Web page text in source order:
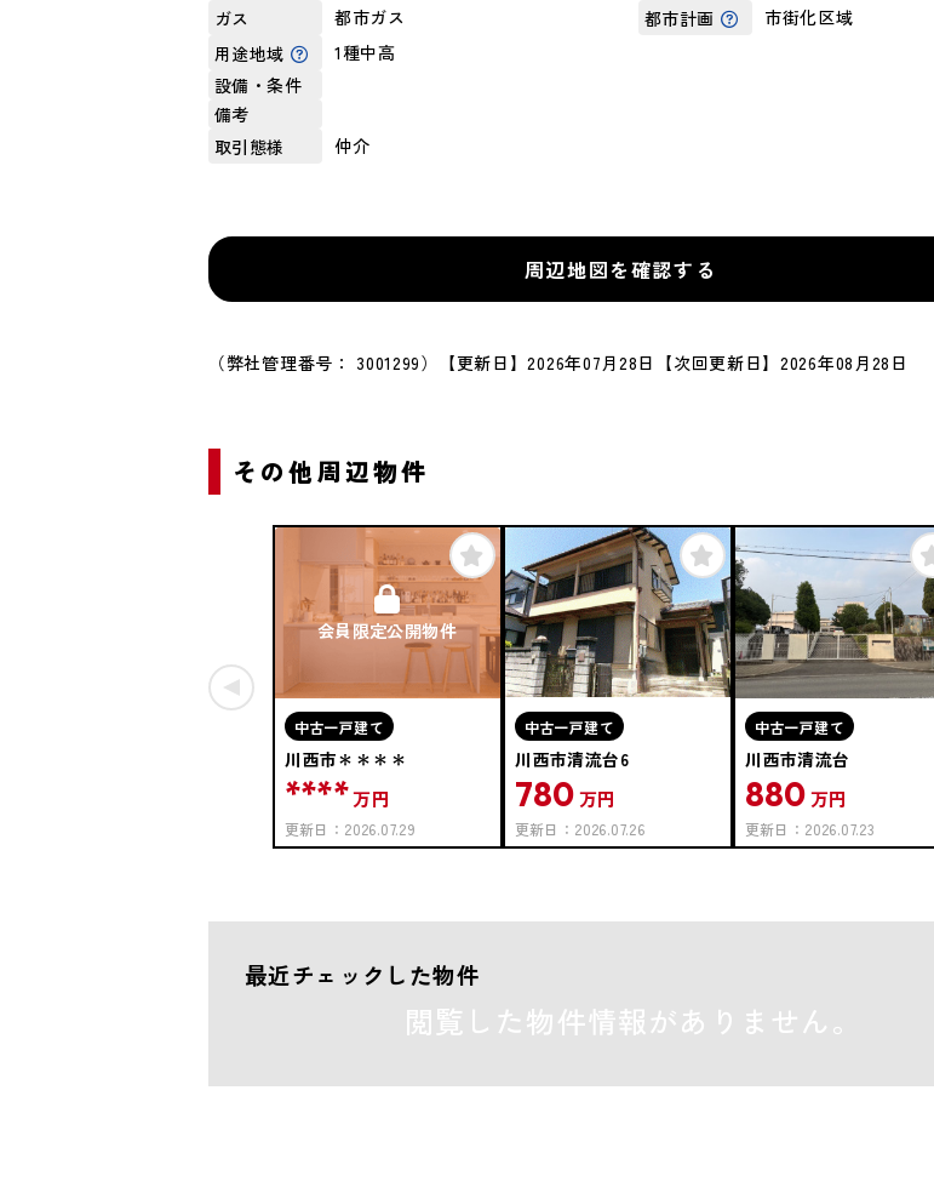
ガス
都市ガス 都市計画
市街化区域
用途地域
1種中高
設備・条件
備考
取引態様
仲介
周辺地図を確認する
（弊社管理番号： 3001299） 【更新日】2026年07月28日 【次回更新日】2026年08月28日
その他周辺物件
会員限定公開物件
中古一戸建て
川西市＊＊＊＊
****万円
更新日： 2026.07.29
中古一戸建て
川西市清流台6
780万円
更新日： 2026.07.26
中古一戸建て
川西市清流台
880万円
更新日： 2026.07.23
最近チェックした物件
閲覧した物件情報がありません。